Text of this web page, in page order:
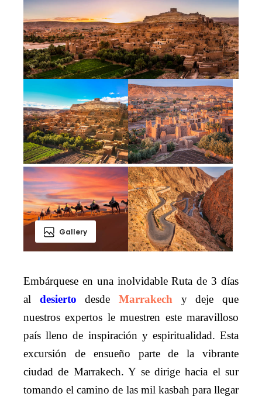
Gallery
Embárquese en una inolvidable Ruta de 3 días
al desierto desdeMarrakech y deje que
nuestros expertos le muestren este maravilloso
país lleno de inspiración y espiritualidad. Esta
excursión de ensueño parte de la vibrante
ciudad de Marrakech. Y se dirige hacia el sur
tomando el camino de las mil kasbah para llegar